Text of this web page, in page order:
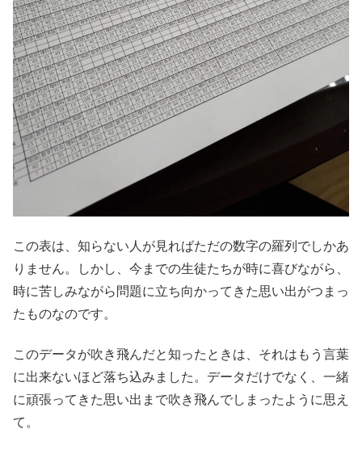
この表は、知らない人が見ればただの数字の羅列でしかあ
りません。しかし、今までの生徒たちが時に喜びながら、
時に苦しみながら問題に立ち向かってきた思い出がつまっ
たものなのです。
このデータが吹き飛んだと知ったときは、それはもう言葉
に出来ないほど落ち込みました。データだけでなく、一緒
に頑張ってきた思い出まで吹き飛んでしまったように思え
て。